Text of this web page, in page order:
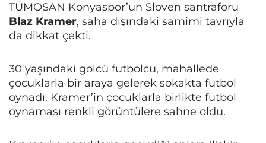
TÜMOSAN Konyaspor’un Sloven santraforu
Blaz Kramer, saha dışındaki samimi tavrıyla
da dikkat çekti.
30 yaşındaki golcü futbolcu, mahallede
çocuklarla bir araya gelerek sokakta futbol
oynadı. Kramer’in çocuklarla birlikte futbol
oynaması renkli görüntülere sahne oldu.